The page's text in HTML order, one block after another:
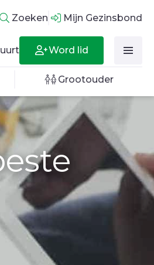
Word lid
Zoeken Mijn Gezinsbond
Grootouder